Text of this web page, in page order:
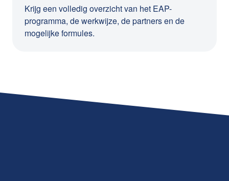
Krijg een volledig overzicht van het EAP-
programma, de werkwijze, de partners en de
mogelijke formules.